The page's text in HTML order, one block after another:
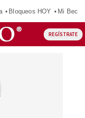
Bloqueos HOY Mi Beca
REGÍSTRATE